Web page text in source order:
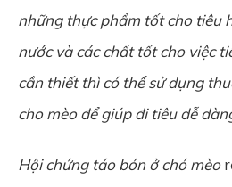
những thực phẩm tốt cho tiêu
nước và các chất tốt cho việc
cần thiết thì có thể sử dụng
cho mèo để giúp đi tiêu dễ
Hội chứng táo bón ở chó mèo